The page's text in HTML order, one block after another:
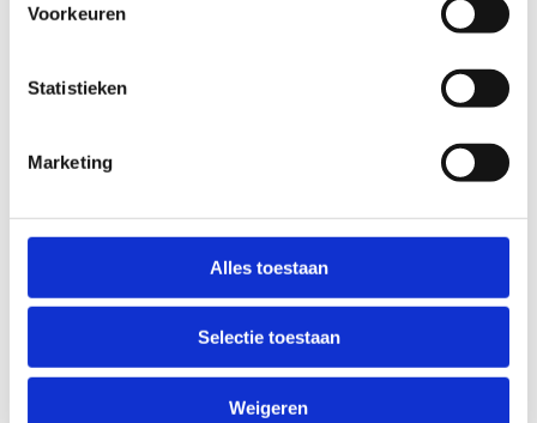
Voorkeuren
Statistieken
Marketing
Alles toestaan
Selectie toestaan
Weigeren